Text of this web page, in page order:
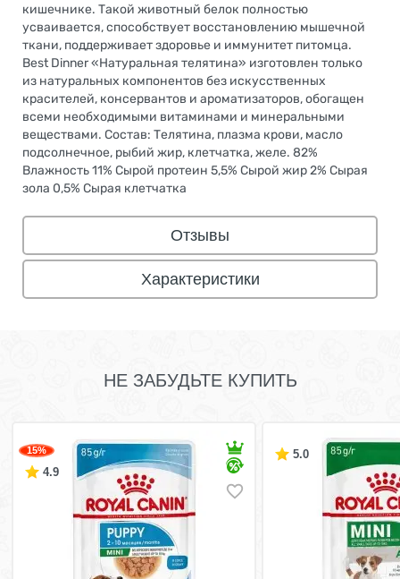
кишечнике. Такой животный белок полностью
усваивается, способствует восстановлению мышечной
ткани, поддерживает здоровье и иммунитет питомца.
Best Dinner «Натуральная телятина» изготовлен только
из натуральных компонентов без искусственных
красителей, консервантов и ароматизаторов, обогащен
всеми необходимыми витаминами и минеральными
веществами. Состав: Телятина, плазма крови, масло
подсолнечное, рыбий жир, клетчатка, желе. 82%
Влажность 11% Сырой протеин 5,5% Сырой жир 2% Сырая
зола 0,5% Сырая клетчатка
Отзывы
Характеристики
НЕ ЗАБУДЬТЕ КУПИТЬ
15%
4.9
5.0